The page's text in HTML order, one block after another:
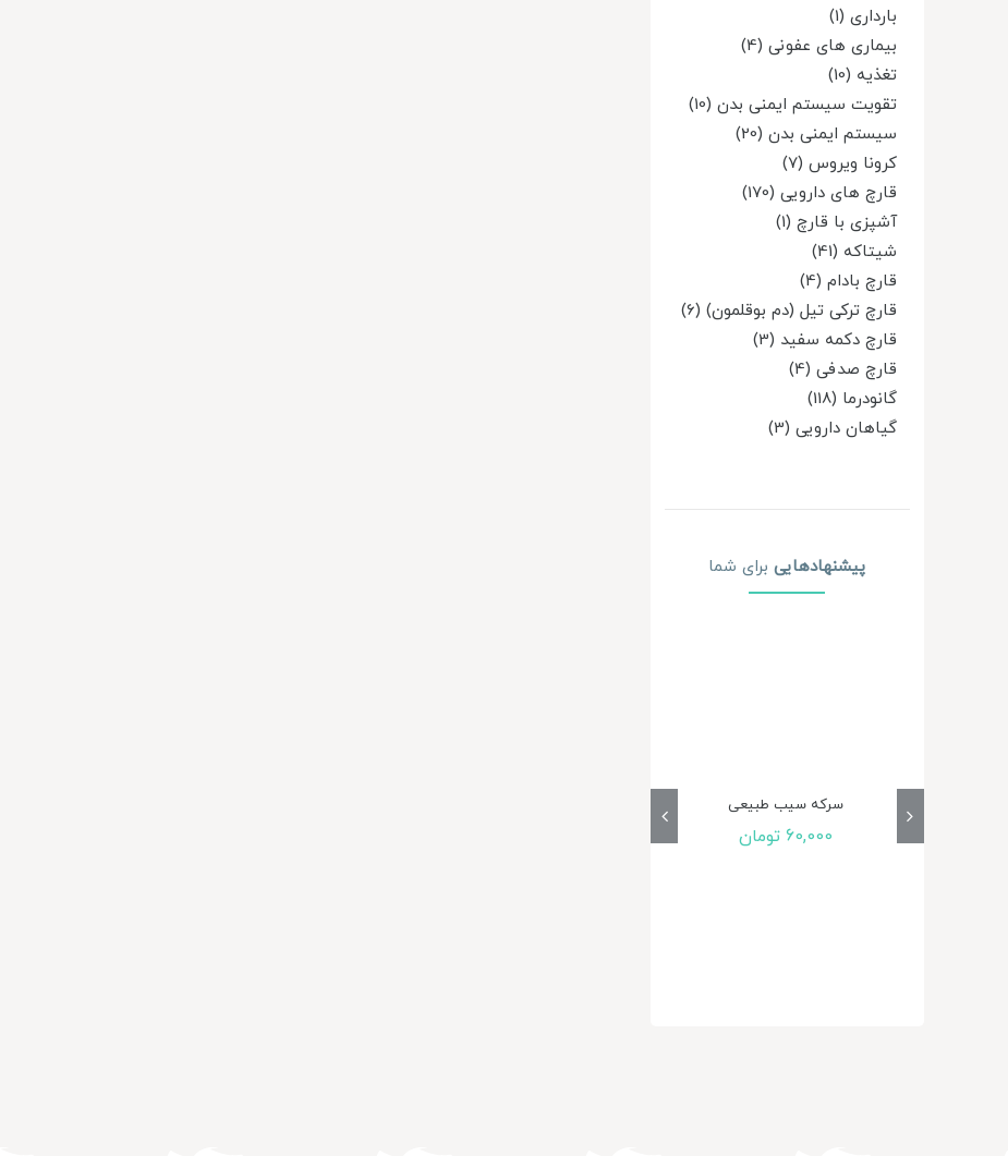
بارداری (1)
بیماری های عفونی (4)
تغذیه (10)
تقویت سیستم ایمنی بدن (10)
سیستم ایمنی بدن (20)
کرونا ویروس (7)
قارچ های دارویی (170)
آشپزی با قارچ (1)
شیتاکه (41)
قارچ بادام (4)
قارچ ترکی تیل (دم بوقلمون) (6)
قارچ دکمه سفید (3)
قارچ صدفی (4)
گانودرما (118)
گیاهان دارویی (3)
پیشنهاد‌هاییبرای شما
سرکه سیب طبیعی
60,000 تومان